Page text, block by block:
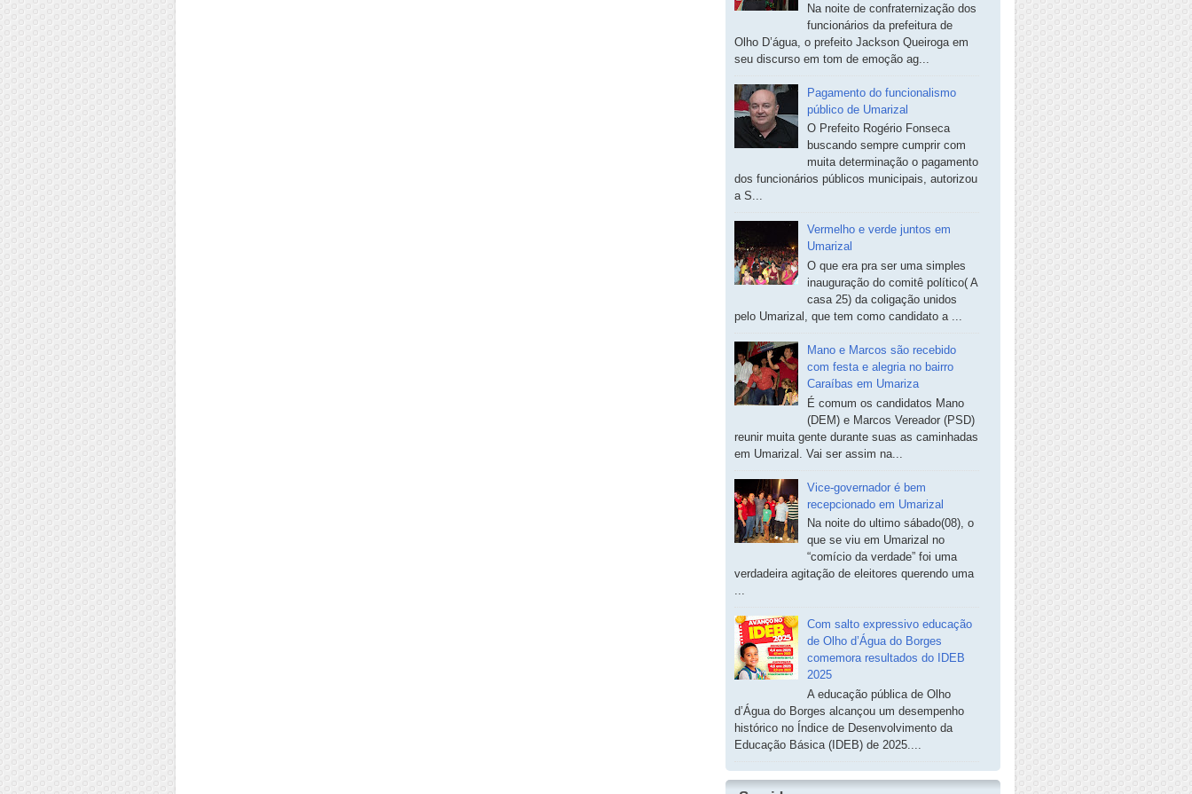
Na noite de confraternização dos
funcionários da prefeitura de
Olho D’água, o prefeito Jackson Queiroga em
seu discurso em tom de emoção ag...
Pagamento do funcionalismo
público de Umarizal
O Prefeito Rogério Fonseca
buscando sempre cumprir com
muita determinação o pagamento
dos funcionários públicos municipais, autorizou
a S...
Vermelho e verde juntos em
Umarizal
O que era pra ser uma simples
inauguração do comitê político( A
casa 25) da coligação unidos
pelo Umarizal, que tem como candidato a ...
Mano e Marcos são recebido
com festa e alegria no bairro
Caraíbas em Umariza
É comum os candidatos Mano
(DEM) e Marcos Vereador (PSD)
reunir muita gente durante suas as caminhadas
em Umarizal. Vai ser assim na...
Vice-governador é bem
recepcionado em Umarizal
Na noite do ultimo sábado(08), o
que se viu em Umarizal no
“comício da verdade” foi uma
verdadeira agitação de eleitores querendo uma
...
Com salto expressivo educação
de Olho d’Água do Borges
comemora resultados do IDEB
2025
A educação pública de Olho
d’Água do Borges alcançou um desempenho
histórico no Índice de Desenvolvimento da
Educação Básica (IDEB) de 2025....